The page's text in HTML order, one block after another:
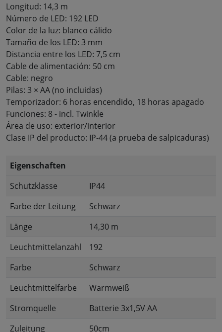
Longitud: 14,3 m
Número de LED: 192 LED
Color de la luz: blanco cálido
Tamaño de los LED: 3 mm
Distancia entre los LED: 7,5 cm
Cable de alimentación: 50 cm
Cable: negro
Pilas: 3 × AA (no incluidas)
Temporizador: 6 horas encendido, 18 horas apagado
Funciones: 8 - incl. Twinkle
Área de uso: exterior/interior
Clase IP del producto: IP-44 (a prueba de salpicaduras)
Eigenschaften
Schutzklasse
IP44
Farbe der Leitung
Schwarz
Länge
14,30 m
Leuchtmittelanzahl
192
Farbe
Schwarz
Leuchtmittelfarbe
Warmweiß
Stromquelle
Batterie 3x1,5V AA
Zuleitung
50cm